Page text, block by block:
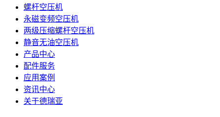
螺杆空压机
永磁变频空压机
两级压缩螺杆空压机
静音无油空压机
产品中心
配件服务
应用案例
资讯中心
关于德瑞亚